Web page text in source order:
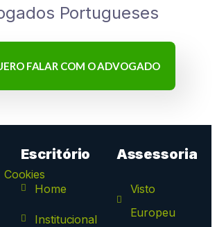
Portugueses
FALAR COM O ADVOGADO
Cookies
Escritório
Home
Institucional
Assessoria
Visto
Europeu